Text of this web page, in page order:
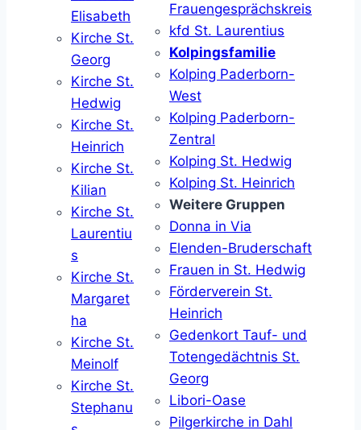
Elisabeth
Kirche St.
Georg
Kirche St.
Hedwig
Kirche St.
Heinrich
Kirche St.
Kilian
Kirche St.
Laurentiu
s
Kirche St.
Margaret
ha
Kirche St.
Meinolf
Kirche St.
Stephanu
Frauengesprächskreis
kfd St. Laurentius
Kolpingsfamilie
Kolping Paderborn-
West
Kolping Paderborn-
Zentral
Kolping St. Hedwig
Kolping St. Heinrich
Weitere Gruppen
Donna in Via
Elenden-Bruderschaft
Frauen in St. Hedwig
Förderverein St.
Heinrich
Gedenkort Tauf- und
Totengedächtnis St.
Georg
Libori-Oase
Pilgerkirche in Dahl